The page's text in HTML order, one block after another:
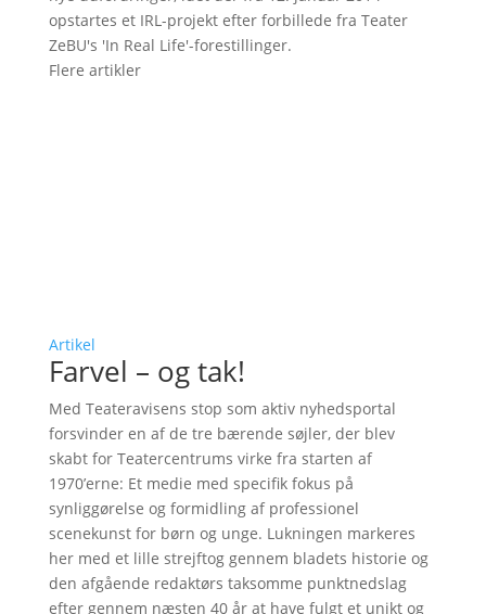
opstartes et IRL-projekt efter forbillede fra Teater
ZeBU's 'In Real Life'-forestillinger.
Flere artikler
Artikel
Farvel – og tak!
Med Teateravisens stop som aktiv nyhedsportal
forsvinder en af de tre bærende søjler, der blev
skabt for Teatercentrums virke fra starten af
1970’erne: Et medie med specifik fokus på
synliggørelse og formidling af professionel
scenekunst for børn og unge. Lukningen markeres
her med et lille strejftog gennem bladets historie og
den afgående redaktørs taksomme punktnedslag
efter gennem næsten 40 år at have fulgt et unikt og